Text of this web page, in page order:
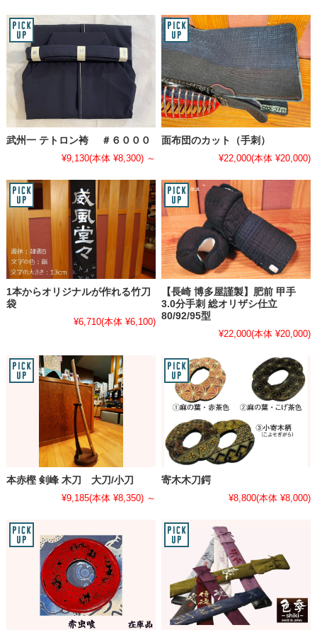
武州一 テトロン袴 ＃６０００
¥9,130(本体 ¥8,300)～
面布団のカット（手刺）
¥22,000(本体 ¥20,000)
1本からオリジナルが作れる竹刀
袋
¥6,710(本体 ¥6,100)
【長崎 博多屋謹製】肥前 甲手
3.0分手刺 総オリザシ仕立
80/92/95型
¥22,000(本体 ¥20,000)
本赤樫 剣峰 木刀 大刀/小刀
¥9,185(本体 ¥8,350)～
寄木木刀鍔
¥8,800(本体 ¥8,000)